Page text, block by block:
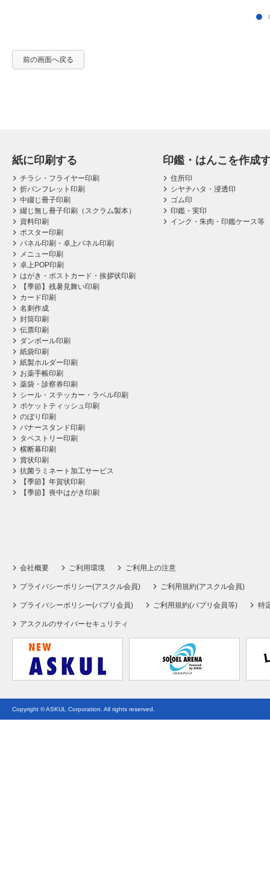
前の画面へ戻る
紙に印刷する
チラシ・フライヤー印刷
折パンフレット印刷
中綴じ冊子印刷
綴じ無し冊子印刷（スクラム製本）
資料印刷
ポスター印刷
パネル印刷・卓上パネル印刷
メニュー印刷
卓上POP印刷
はがき・ポストカード・挨拶状印刷
【季節】残暑見舞い印刷
カード印刷
名刺作成
封筒印刷
伝票印刷
ダンボール印刷
紙袋印刷
紙製ホルダー印刷
お薬手帳印刷
薬袋・診察券印刷
シール・ステッカー・ラベル印刷
ポケットティッシュ印刷
のぼり印刷
バナースタンド印刷
タペストリー印刷
横断幕印刷
賞状印刷
抗菌ラミネート加工サービス
【季節】年賀状印刷
【季節】喪中はがき印刷
印鑑・はんこを作成
住所印
シヤチハタ・浸透印
ゴム印
印鑑・実印
インク・朱肉・印鑑ケース等
会社概要 ご利用環境 ご利用上の注意
プライバシーポリシー(アスクル会員) ご利用規約(アスクル会員)
プライバシーポリシー(パプリ会員) ご利用規約(パプリ会員等) 特
アスクルのサイバーセキュリティ
Copyright © ASKUL Corporation. All rights reserved.